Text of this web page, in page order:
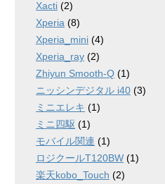
Xacti (2)
Xperia (8)
Xperia_mini (4)
Xperia_ray (2)
Zhiyun Smooth-Q (1)
ニッシンデジタル i40 (3)
ミニエレキ (1)
ミニ四駆 (1)
モバイル関連 (1)
ロジクールT120BW (1)
楽天kobo_Touch (2)